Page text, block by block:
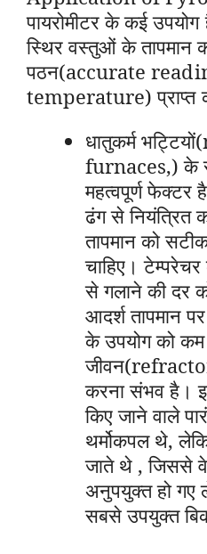
पायरोमीटर के कई उपयोग
स्थिर वस्तुओं के तापमान
पठन(accurate
temperature) प्राप्त
धातुकर्म
furnaces,) के
महत्वपूर्ण फेक्टर
ढंग से नियंत्रित
तापमान को
चाहिए।
से गलाने की दर
आदर्श तापमान
के उपयोग को
करना संभव है।
किए जाने वाले
थर्मोकपल थे,
जाते थे , जिससे वे
अनुपयुक्त हो गए
सबसे उपयुक्त